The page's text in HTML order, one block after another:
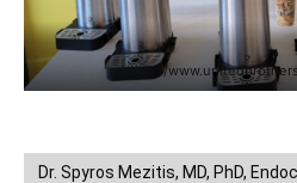
https://
Dr. Spyros Mezitis, MD, PhD,